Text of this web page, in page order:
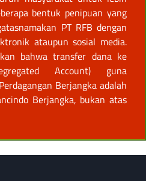
bentuk penipuan yang
PT RFB dengan
ataupun sosial media.
bahwa transfer dana ke
Account) guna
Berjangka adalah
Berjangka, bukan atas